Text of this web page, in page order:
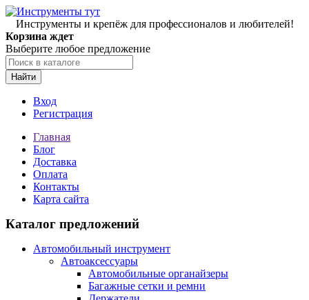
Инструменты и крепёж для профессионалов и любителей!
Корзина ждет
Выберите любое предложение
Найти
Вход
Регистрация
Главная
Блог
Доставка
Оплата
Контакты
Карта сайта
Каталог предложений
Автомобильный инструмент
Автоаксессуары
Автомобильные органайзеры
Багажные сетки и ремни